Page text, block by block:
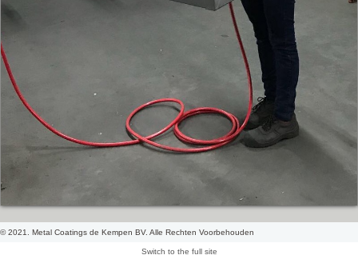
© 2021. Metal Coatings de Kempen BV. Alle Rechten Voorbehouden
Switch to the full site